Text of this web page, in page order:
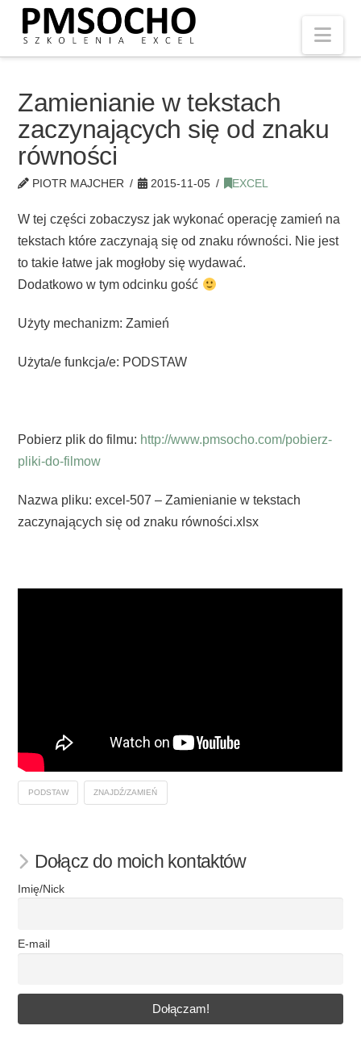
Zamienianie w tekstach
zaczynających się od znaku
równości
PIOTR MAJCHER 2015-11-05 EXCEL
W tej części zobaczysz jak wykonać operację zamień na
tekstach które zaczynają się od znaku równości. Nie jest
to takie łatwe jak mogłoby się wydawać.
Dodatkowo w tym odcinku gość
Użyty mechanizm: Zamień
Użyta/e funkcja/e: PODSTAW
Pobierz plik do filmu: http://www.pmsocho.com/pobierz-
pliki-do-filmow
Nazwa pliku: excel-507 – Zamienianie w tekstach
zaczynających się od znaku równości.xlsx
PODSTAW ZNAJDŹ/ZAMIEŃ
Dołącz do moich kontaktów
Imię/Nick
E-mail